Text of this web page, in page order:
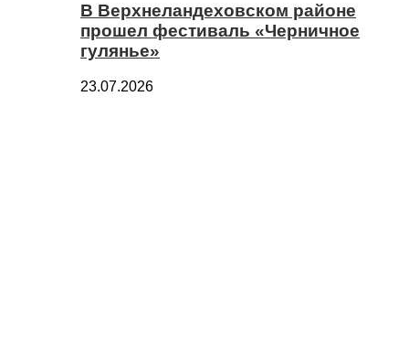
В Верхнеландеховском районе
прошел фестиваль «Черничное
гулянье»
23.07.2026